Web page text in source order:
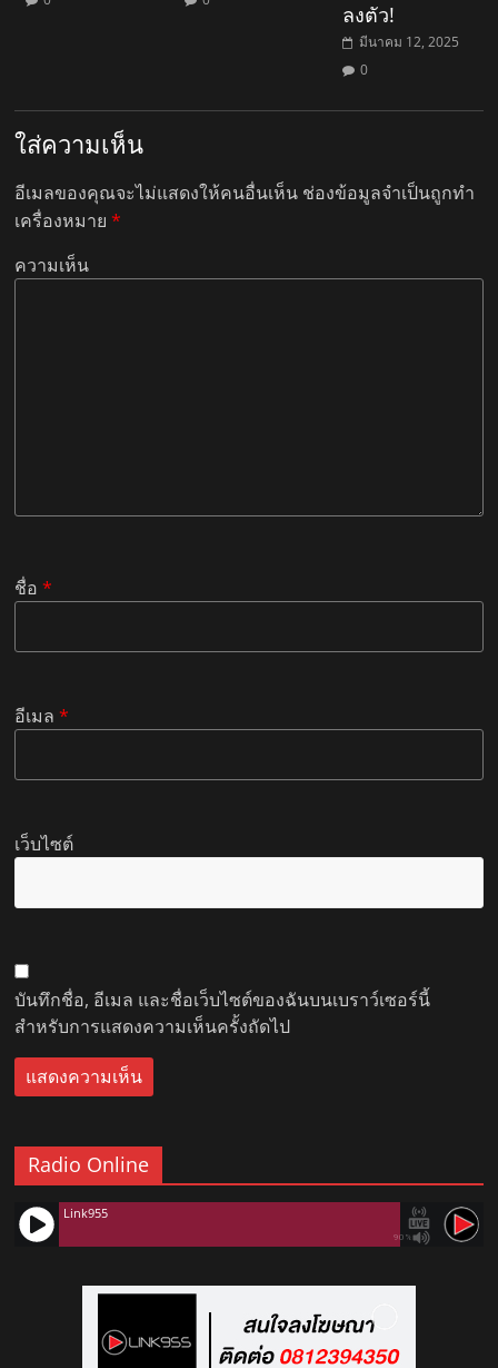
ลงตัว!
มีนาคม 12, 2025
0
ใส่ความเห็น
อีเมลของคุณจะไม่แสดงให้คนอื่นเห็น ช่องข้อมูลจำเป็นถูกทำ
เครื่องหมาย*
ความเห็น
ชื่อ*
อีเมล*
เว็บไซต์
บันทึกชื่อ, อีเมล และชื่อเว็บไซต์ของฉันบนเบราว์เซอร์นี้
สำหรับการแสดงความเห็นครั้งถัดไป
Radio Online
90%
Link955